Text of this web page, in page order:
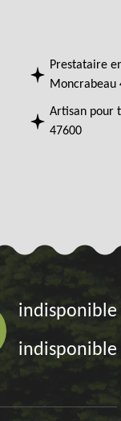
Prestataire
Moncrabeau
Artisan pour
47600
indisponible
indisponible